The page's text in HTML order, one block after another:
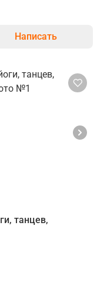
Написать
танцев,